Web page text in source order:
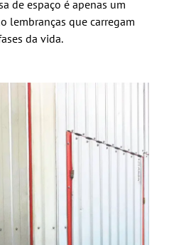
de espaço é apenas um
lembranças que carregam
da vida.